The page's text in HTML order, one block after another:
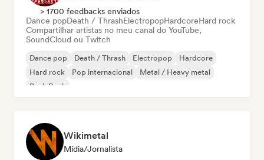
> 1700 feedbacks enviados
Dance popDeath / ThrashElectropopHardcoreHard rock
Compartilhar artistas no meu canal do YouTube,
SoundCloud ou Twitch
Dance pop Death / Thrash Electropop
Hardcore
Hard rock
Pop internacional
Metal / Heavy metal
Punk Rock
Wikimetal
Mídia/Jornalista